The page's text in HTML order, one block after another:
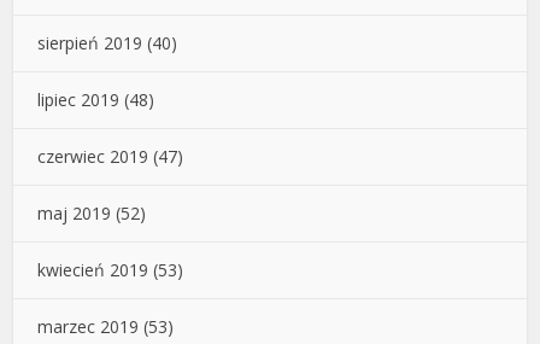
sierpień 2019 (40)
lipiec 2019 (48)
czerwiec 2019 (47)
maj 2019 (52)
kwiecień 2019 (53)
marzec 2019 (53)